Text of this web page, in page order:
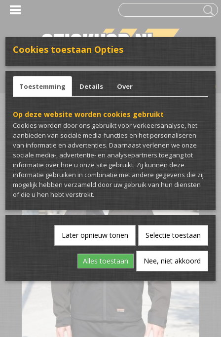
Inloggen Registreren
(0)
Home >Kleding>Bedrijfskleding>Jassen>Work-Guard Sabre Stretch
Jacket Jas
Cookies toestaan Opties
Toestemming Details Over
Op deze website worden cookies gebruikt
Cookies worden door ons gebruikt voor verkeersanalyse, het
aanbieden van sociale media-functies en het personaliseren
van informatie en advertenties. Daarnaast verlenen we onze
sociale media-, advertentie- en analysepartners toegang tot
informatie over hoe u onze site gebruikt. Zij kunnen deze
informatie gebruiken in combinatie met andere gegevens die zij
mogelijk hebben verzameld door uw gebruik van hun diensten
of die u hen hebt verstrekt.
Later opnieuw tonen Selectie toestaan
Alles toestaan Nee, niet akkoord